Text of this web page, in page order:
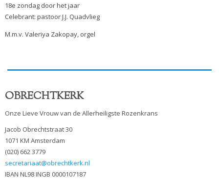
18e zondag door het jaar
Celebrant: pastoor J.J. Quadvlieg
M.m.v. Valeriya Zakopay, orgel
OBRECHTKERK
Onze Lieve Vrouw van de Allerheiligste Rozenkrans
Jacob Obrechtstraat 30
1071 KM Amsterdam
(020) 662 3779
secretariaat@obrechtkerk.nl
IBAN NL98 INGB 0000107187